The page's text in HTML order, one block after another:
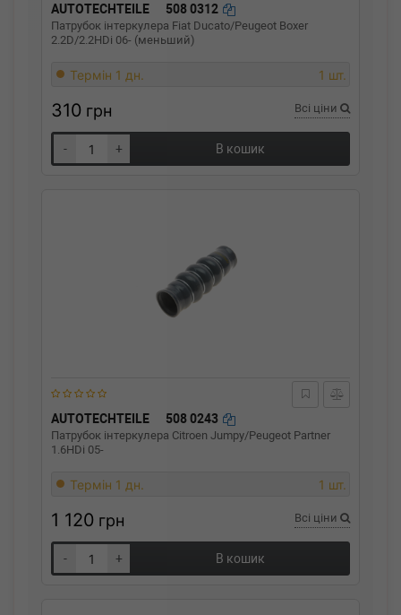
AUTOTECHTEILE 508 0312
Патрубок інтеркулера Fiat Ducato/Peugeot Boxer
2.2D/2.2HDi 06- (меньший)
Термін 1 дн. 1 шт.
310 грн Всі ціни
- + В кошик
AUTOTECHTEILE 508 0243
Патрубок інтеркулера Citroen Jumpy/Peugeot Partner
1.6HDi 05-
Термін 1 дн. 1 шт.
1 120 грн Всі ціни
- + В кошик